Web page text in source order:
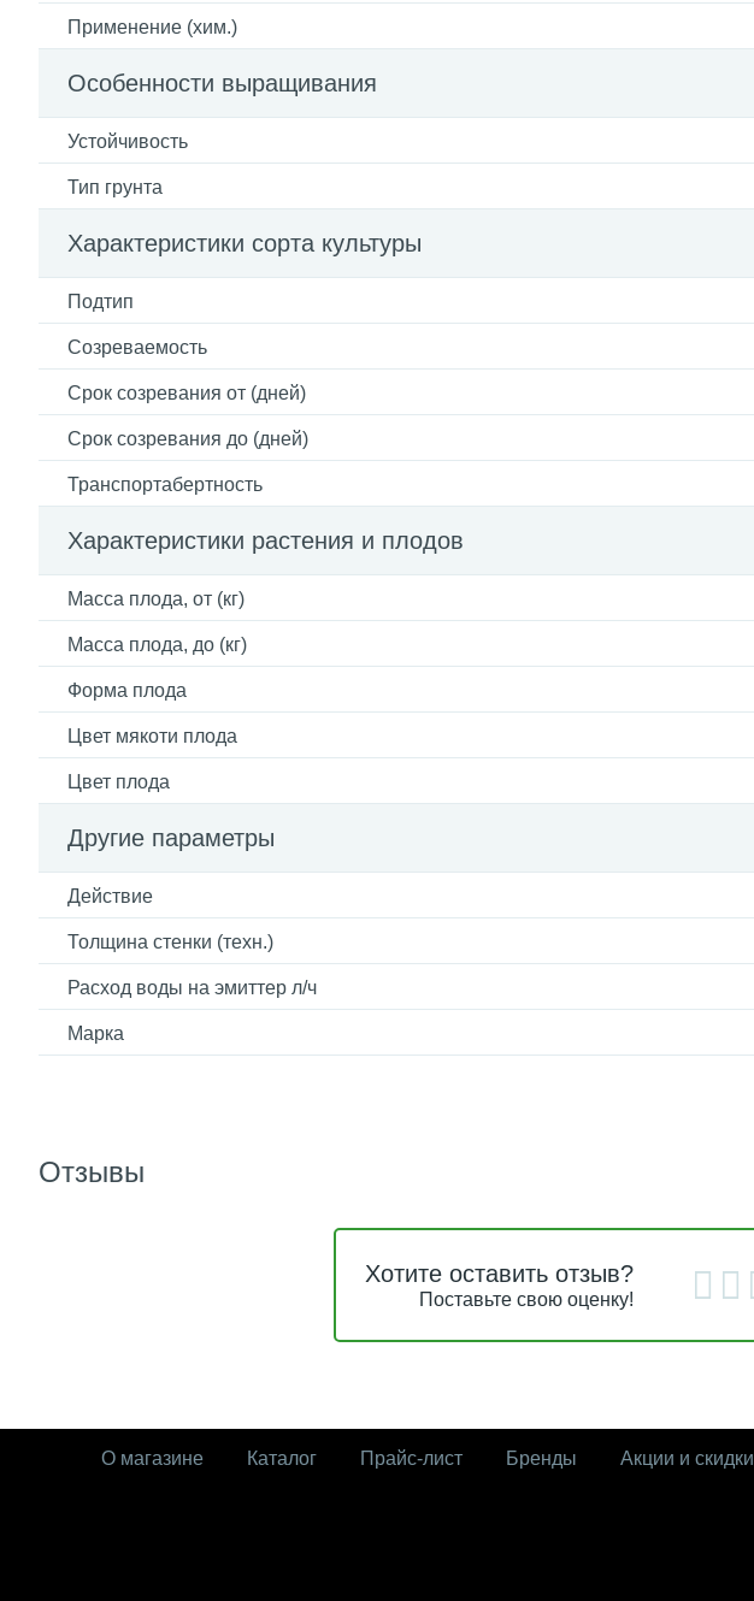
Применение (хим.)
Особенности выращивания
Устойчивость
Тип грунта
Характеристики сорта культуры
Подтип
Созреваемость
Срок созревания от (дней)
Срок созревания до (дней)
Транспортабертность
Характеристики растения и плодов
Масса плода, от (кг)
Масса плода, до (кг)
Форма плода
Цвет мякоти плода
Цвет плода
Другие параметры
Действие
Толщина стенки (техн.)
Расход воды на эмиттер л/ч
Марка
Отзывы
Хотите оставить отзыв?
Поставьте свою оценку!
О магазине Каталог Прайс-лист Бренды Акции и скидки